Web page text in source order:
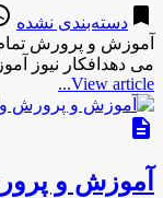
bookmark دسته‌بندی نشده
آموزش و پرورش تمام
می دهدافکار نیوز
View article...
description
آموزش و